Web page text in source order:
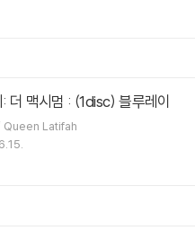
더 맥시멈 : (1disc) 블루레이
스토리 / 지미 펄론 / Queen Latifah